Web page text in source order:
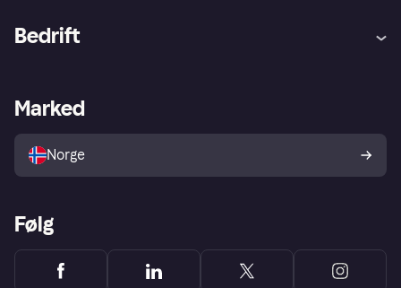
Utforsk butikker
Bedrift
Merchant portal
Marked
Norge
Følg